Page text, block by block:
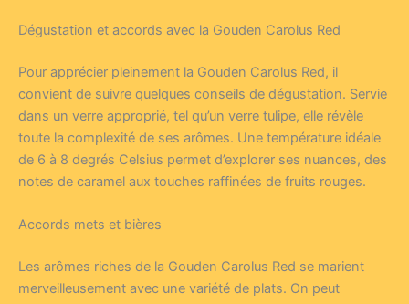
Dégustation et accords avec la Gouden Carolus Red
Pour apprécier pleinement la Gouden Carolus Red, il
convient de suivre quelques conseils de dégustation. Servie
dans un verre approprié, tel qu’un verre tulipe, elle révèle
toute la complexité de ses arômes. Une température idéale
de 6 à 8 degrés Celsius permet d’explorer ses nuances, des
notes de caramel aux touches raffinées de fruits rouges.
Accords mets et bières
Les arômes riches de la Gouden Carolus Red se marient
merveilleusement avec une variété de plats. On peut